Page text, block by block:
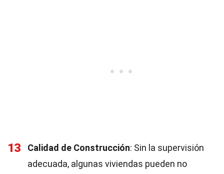
13 Calidad de Construcción: Sin la supervisión
adecuada, algunas viviendas pueden no